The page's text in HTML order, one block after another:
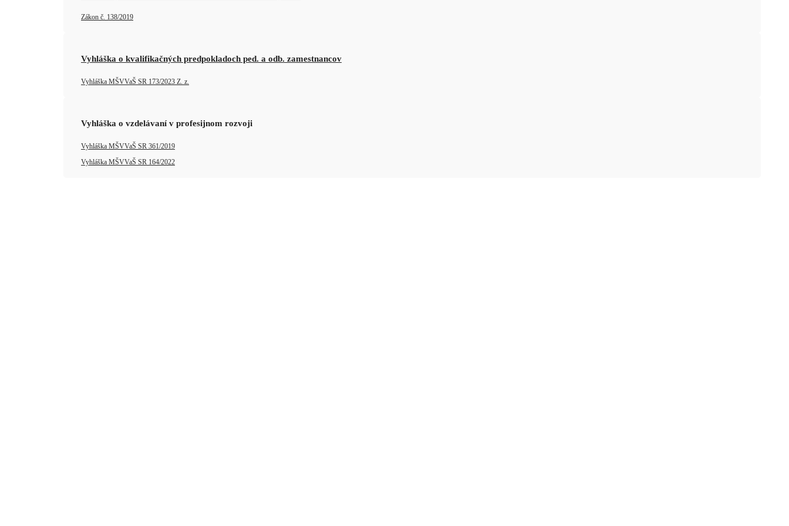
Zákon č. 138/2019
Vyhláška o kvalifikačných predpokladoch ped. a odb. zamestnancov
Vyhláška MŠVVaŠ SR 173/2023 Z. z.
Vyhláška o vzdelávaní v profesijnom rozvoji
Vyhláška MŠVVaŠ SR 361/2019
Vyhláška MŠVVaŠ SR 164/2022